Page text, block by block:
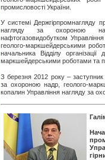
промисловості України.
У системі Держгірпромнагляду
нагляду за охороною
нафтогазовидобутком
геолого-маркшейдерськими
начальника Відділу
маркшейдерськими роботами та
З березня 2012 року – заступник
за охороною надр, геолого-
копалин Управління нагляду за